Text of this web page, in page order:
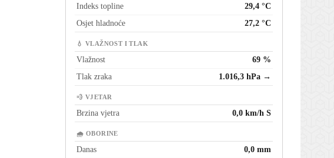
Indeks topline
29,4 °C
Osjet hladnoće
27,2 °C
💧 VLAŽNOST I TLAK
Vlažnost
69 %
Tlak zraka
1.016,3 hPa →
💨 VJETAR
Brzina vjetra 0,0 km/h S
🌧 OBORINE
Danas
0,0 mm